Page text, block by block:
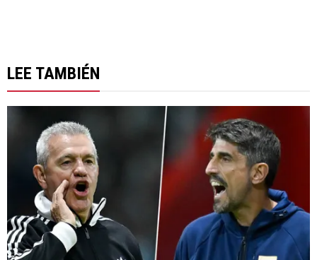
LEE TAMBIÉN